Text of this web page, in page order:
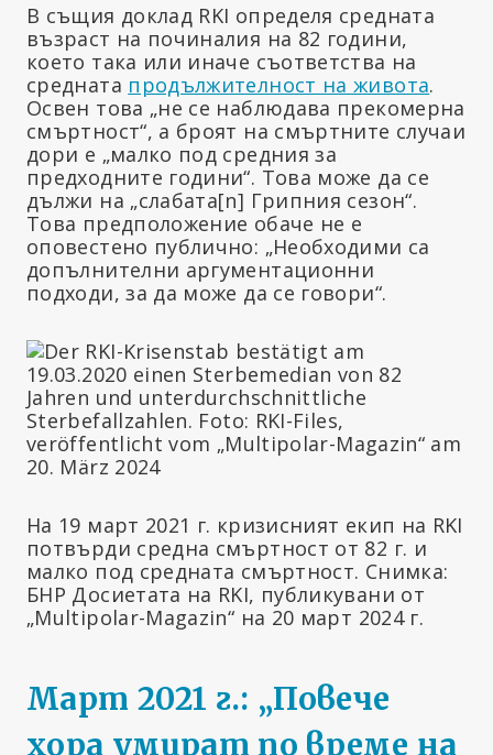
В същия доклад RKI определя средната
възраст на починалия на 82 години,
което така или иначе съответства на
средната продължителност на живота.
Освен това „не се наблюдава прекомерна
смъртност“, а броят на смъртните случаи
дори е „малко под средния за
предходните години“. Това може да се
дължи на „слабата[n] Грипния сезон“.
Това предположение обаче не е
оповестено публично: „Необходими са
допълнителни аргументационни
подходи, за да може да се говори“.
На 19 март 2021 г. кризисният екип на RKI
потвърди средна смъртност от 82 г. и
малко под средната смъртност. Снимка:
БНР Досиетата на RKI, публикувани от
„Multipolar-Magazin“ на 20 март 2024 г.
Март 2021 г.: „Повече
хора умират по време на